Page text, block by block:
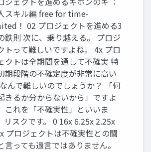
スキル編 free for time-
！ 02 プロジェクトを進める3
鉄則 次に、乗り越える。 プロジ
トって難しいですよね。 4x プロ
クトは全期間を通して不確実 特
期段階の不確定度が非常に高い
んで難しいのでしょうか？ 「何
きるか分からないから」ですよ
これを「不確実性」といいま
リスクです。 0 16x 6.25x 2.25x
プロジェクトは不確実性との闘
言っても過言ではありません。